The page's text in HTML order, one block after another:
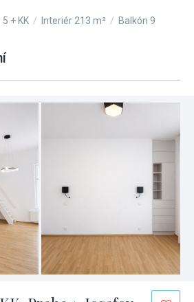
5 + KK / Interiér 213 m² / Balkón 9